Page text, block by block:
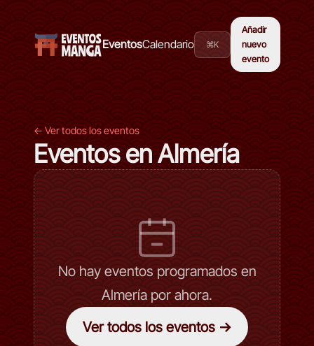
EventosCalendario ⌘K
Añadir
nuevo
evento
← Ver todos los eventos
Eventos en Almería
No hay eventos programados en
Almería por ahora.
Ver todos los eventos →